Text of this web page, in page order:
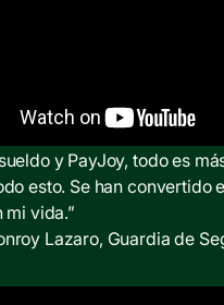
y PayJoy, todo es
esto. Se han convertido
mi vida.”
Lazaro, Guardia de